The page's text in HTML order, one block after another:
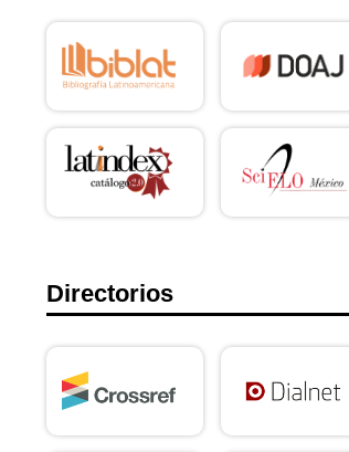
Directorios